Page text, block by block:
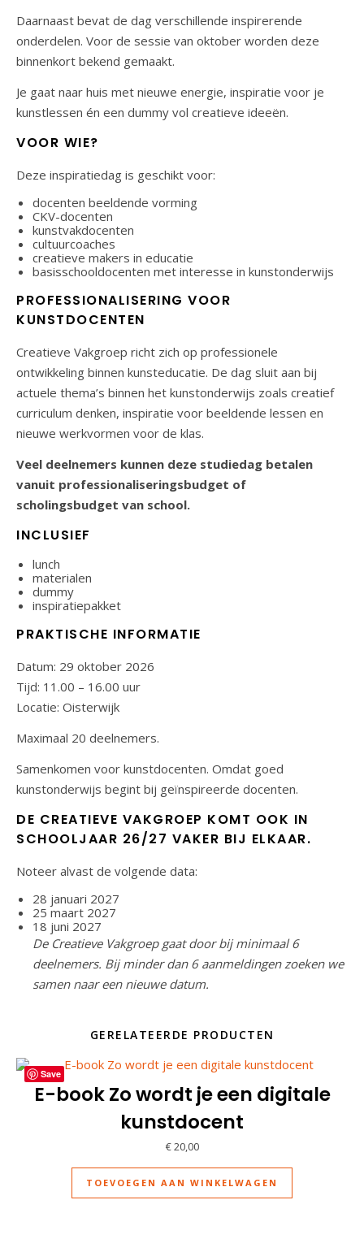
Daarnaast bevat de dag verschillende inspirerende
onderdelen. Voor de sessie van oktober worden deze
binnenkort bekend gemaakt.
Je gaat naar huis met nieuwe energie, inspiratie voor je
kunstlessen én een dummy vol creatieve ideeën.
VOOR WIE?
Deze inspiratiedag is geschikt voor:
docenten beeldende vorming
CKV-docenten
kunstvakdocenten
cultuurcoaches
creatieve makers in educatie
basisschooldocenten met interesse in kunstonderwijs
PROFESSIONALISERING VOOR
KUNSTDOCENTEN
Creatieve Vakgroep richt zich op professionele
ontwikkeling binnen kunsteducatie. De dag sluit aan bij
actuele thema’s binnen het kunstonderwijs zoals creatief
curriculum denken, inspiratie voor beeldende lessen en
nieuwe werkvormen voor de klas.
Veel deelnemers kunnen deze studiedag betalen
vanuit professionaliseringsbudget of
scholingsbudget van school.
INCLUSIEF
lunch
materialen
dummy
inspiratiepakket
PRAKTISCHE INFORMATIE
Datum: 29 oktober 2026
Tijd: 11.00 – 16.00 uur
Locatie: Oisterwijk
Maximaal 20 deelnemers.
Samenkomen voor kunstdocenten. Omdat goed
kunstonderwijs begint bij geïnspireerde docenten.
DE CREATIEVE VAKGROEP KOMT OOK IN
SCHOOLJAAR 26/27 VAKER BIJ ELKAAR.
Noteer alvast de volgende data:
28 januari 2027
25 maart 2027
18 juni 2027
De Creatieve Vakgroep gaat door bij minimaal 6
deelnemers. Bij minder dan 6 aanmeldingen zoeken we
samen naar een nieuwe datum.
GERELATEERDE PRODUCTEN
Save
E-book Zo wordt je een digitale
kunstdocent
€20,00
TOEVOEGEN AAN WINKELWAGEN